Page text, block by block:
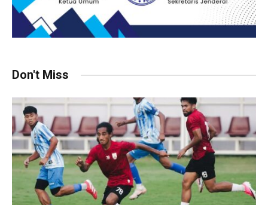
Don't Miss